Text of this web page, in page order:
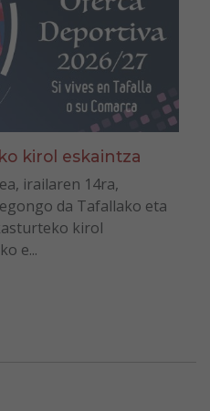
kirol eskaintza
irailaren 14ra,
da Tafallako eta
kirol
e...